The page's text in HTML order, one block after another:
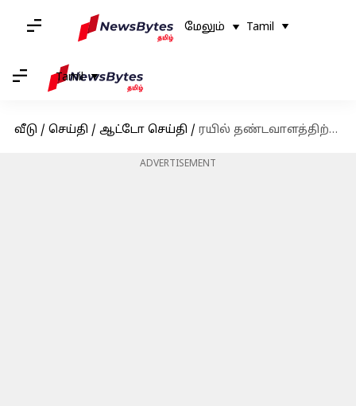
மேலும் Tamil
Tamil
வீடு / செய்தி / ஆட்டோ செய்தி / ரயில் தண்டவாளத்திற்கு இடையே இருக்கும் இந்த பெட்டி எதற்கு தெரியுமா?
ADVERTISEMENT